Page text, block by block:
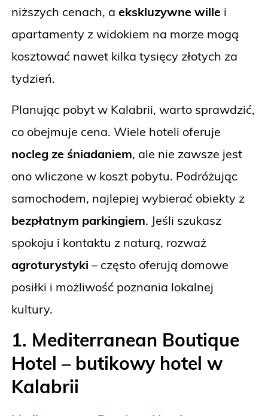
niższych cenach, a ekskluzywne wille i
apartamenty z widokiem na morze mogą
kosztować nawet kilka tysięcy złotych za
tydzień.
Planując pobyt w Kalabrii, warto sprawdzić,
co obejmuje cena. Wiele hoteli oferuje
nocleg ze śniadaniem, ale nie zawsze jest
ono wliczone w koszt pobytu. Podróżując
samochodem, najlepiej wybierać obiekty z
bezpłatnym parkingiem. Jeśli szukasz
spokoju i kontaktu z naturą, rozważ
agroturystyki – często oferują domowe
posiłki i możliwość poznania lokalnej
kultury.
1. Mediterranean Boutique
Hotel – butikowy hotel w
Kalabrii